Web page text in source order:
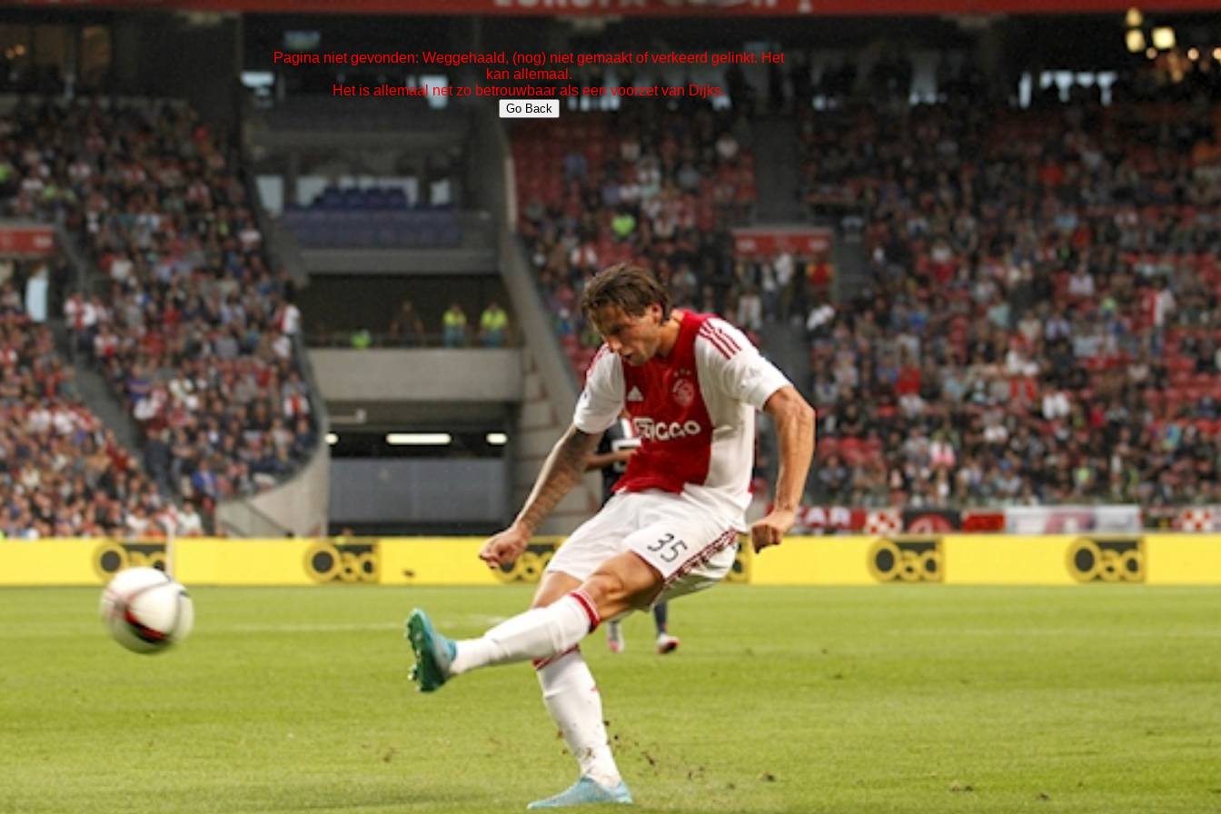
Pagina niet gevonden: Weggehaald, (nog) niet gemaakt of verkeerd gelinkt. Het
kan allemaal.
Het is allemaal net zo betrouwbaar als een voorzet van Dijks.
Go Back